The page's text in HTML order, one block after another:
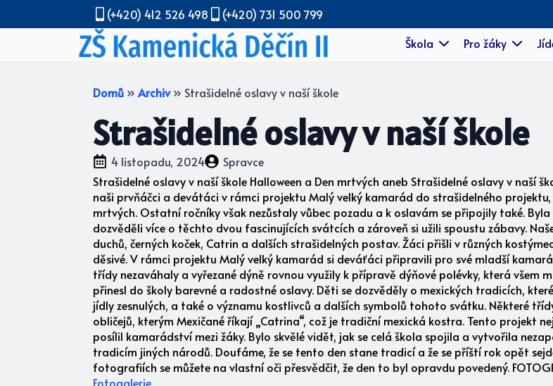
(+420) 412 526 498 (+420) 731 500 799
Škola
Pro žáky
Domů » Archiv » Strašidelné oslavy v naší škole
Strašidelné oslavy v naší škole
4 listopadu, 2024
Spravce
Strašidelné oslavy v naší škole Halloween a Den mrtvých aneb Strašidelné oslavy v naší
naši prvňáčci a devátáci v rámci projektu Malý velký kamarád do strašidelného
mrtvých. Ostatní ročníky však nezůstaly vůbec pozadu a k oslavám se připojily také.
dozvěděli více o těchto dvou fascinujících svátcích a zároveň si užili spoustu zábavy.
duchů, černých koček, Catrin a dalších strašidelných postav. Žáci přišli v různých
děsivé. V rámci projektu Malý velký kamarád si deváťáci připravili pro své mladší
třídy nezaváhaly a vyřezané dýně rovnou využily k přípravě dýňové polévky, která všem
přinesl do školy barevné a radostné oslavy. Děti se dozvěděly o mexických tradicích,
jídly zesnulých, a také o významu kostlivců a dalších symbolů tohoto svátku. Některé
obličejů, kterým Mexičané říkají „Catrina“, což je tradiční mexická kostra. Tento projekt
posílil kamarádství mezi žáky. Bylo skvělé vidět, jak se celá škola spojila a vytvořila
tradicím jiných národů. Doufáme, že se tento den stane tradicí a že se příští rok opět
fotografiích se můžete na vlastní oči přesvědčit, že den to byl opravdu povedený.
Fotogalerie